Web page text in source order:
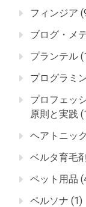
フィンジア
ブログ・メ
プランテル
プログラミ
プロフェッ
原則と実践
ヘアトニッ
ベルタ育毛
ペット用品
ペルソナ (1)